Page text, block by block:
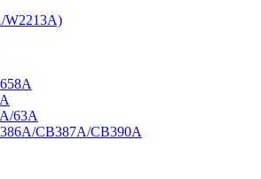
W2213A)
63A
CB387A/CB390A